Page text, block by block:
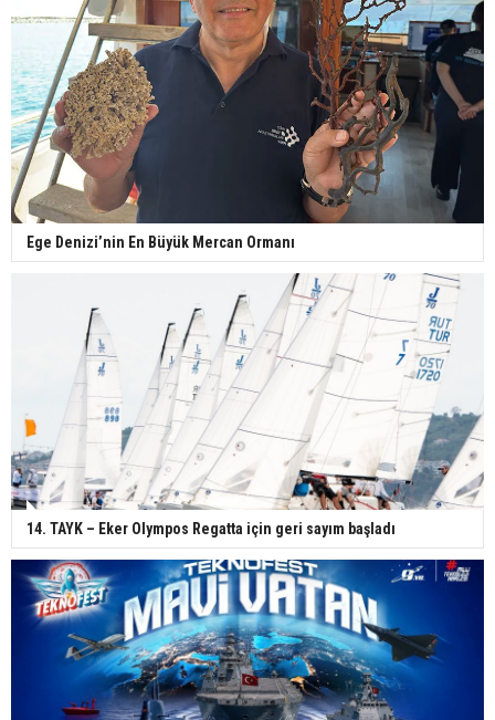
Ege Denizi’nin En Büyük Mercan Ormanı
14. TAYK – Eker Olympos Regatta için geri sayım başladı